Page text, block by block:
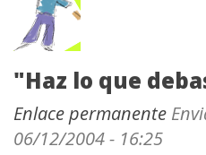
"Haz lo que
Enlace permanente
06/12/2004 - 16:25